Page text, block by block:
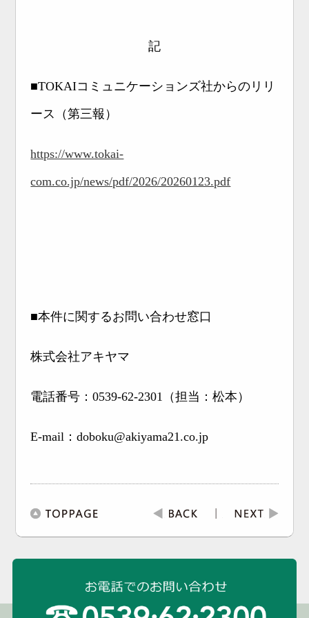
記
■TOKAIコミュニケーションズ社からのリリ
ース（第三報）
https://www.tokai-
com.co.jp/news/pdf/2026/20260123.pdf
■本件に関するお問い合わせ窓口
株式会社アキヤマ
電話番号：0539-62-2301（担当：松本）
E-mail：doboku@akiyama21.co.jp